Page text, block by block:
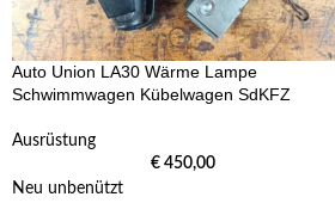
Auto Union LA30 Wärme Lampe
Schwimmwagen Kübelwagen SdKFZ
Ausrüstung
€450,00
Neu unbenützt